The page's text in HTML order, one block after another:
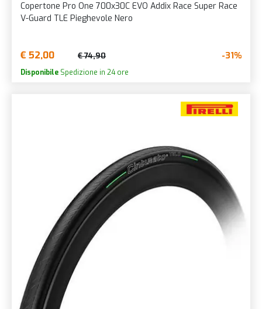
Copertone Pro One 700x30C EVO Addix Race Super Race
V-Guard TLE Pieghevole Nero
€ 52,00 € 74,90 -31%
Disponibile Spedizione in 24 ore